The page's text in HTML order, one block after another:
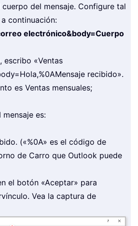
del mensaje. Configure tal
continuación:
electrónico&body=Cuerpo
escribo «Ventas
recibido».
es Ventas mensuales;
es:
(«%0A» es el código de
de Carro que Outlook puede
el botón «Aceptar» para
Vea la captura de